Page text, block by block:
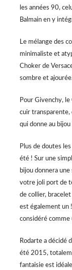
les années 90,
Balmain en y
Le mélange des
minimaliste et
Choker de
sombre et
Pour Givenchy,
cuir transparente,
qui donne au
Plus de doutes
été ! Sur une
bijou donnera
votre joli port de
de collier,
est également un
considéré comme
Rodarte a décidé
été 2015,
fantaisie est